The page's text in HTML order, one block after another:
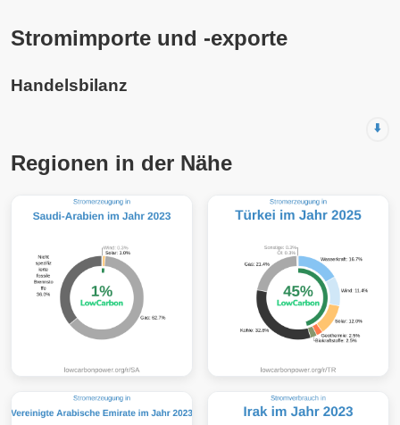
Stromimporte und -exporte
Handelsbilanz
⬇️
Regionen in der Nähe